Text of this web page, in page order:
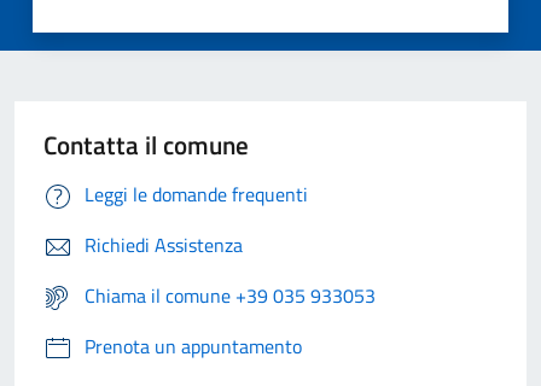
Contatta il comune
Leggi le domande frequenti
Richiedi Assistenza
Chiama il comune +39 035 933053
Prenota un appuntamento